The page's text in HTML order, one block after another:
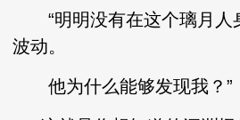
“明明没有在这个璃月人
波动。
他为什么能够发现我？”